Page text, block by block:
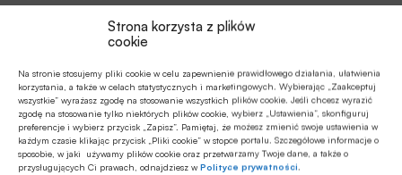
Strona korzysta z plików
cookie
Na stronie stosujemy pliki cookie w celu zapewnienie prawidłowego działania, ułatwienia
korzystania, a także w celach statystycznych i marketingowych. Wybierając „Zaakceptuj
wszystkie” wyrażasz zgodę na stosowanie wszystkich plików cookie. Jeśli chcesz wyrazić
zgodę na stosowanie tylko niektórych plików cookie, wybierz „Ustawienia”, skonfiguruj
preferencje i wybierz przycisk „Zapisz”. Pamiętaj, że możesz zmienić swoje ustawienia w
każdym czasie klikając przycisk „Pliki cookie” w stopce portalu. Szczegółowe informacje o
sposobie, w jaki używamy plików cookie oraz przetwarzamy Twoje dane, a także o
przysługujących Ci prawach, odnajdziesz wPolityce prywatności.
Michał Gajewski, prezes zarządu Erste Bank
sektor bankowy nie chce finansować obronności.
Dziś praktycznie wszystkie banki uczestniczą w
tego typu projektach, często akceptując bardzo
niską rentowność.”